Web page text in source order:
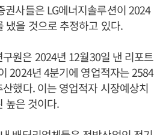
권사들은 LG에너지솔루션이 2024
냈을 것으로 추정하고 있다.
원은 2024년 12월30일 낸 리포트
2024년 4분기에 영업적자는 2584
했다. 이는 영업적자 시장예상치
높은 것이다.